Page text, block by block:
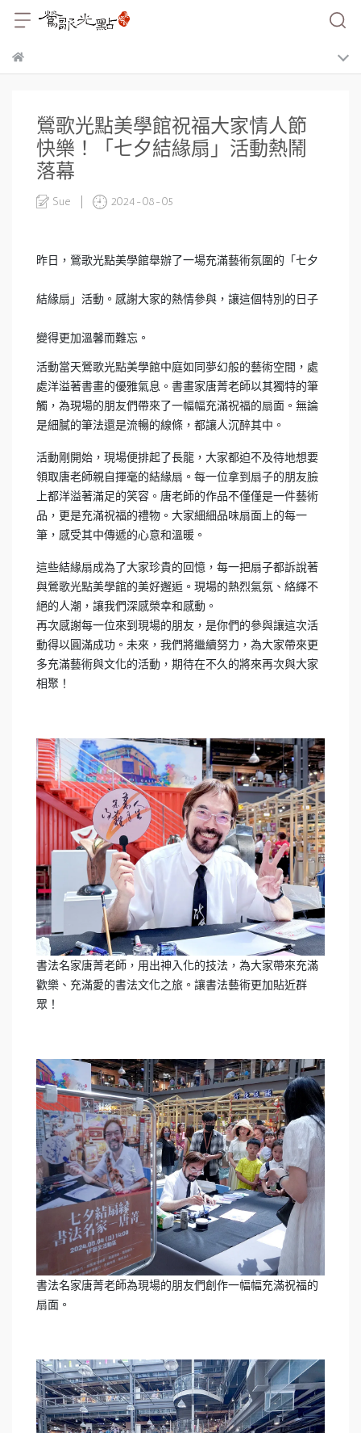
鶯歌光點美學館祝福大家情人節
快樂！「七夕結緣扇」活動熱鬧
落幕
Sue 2024-08-05
昨日，鶯歌光點美學館舉辦了一場充滿藝術氛圍的「七夕
結緣扇」活動。感謝大家的熱情參與，讓這個特別的日子
變得更加溫馨而難忘。
活動當天鶯歌光點美學館中庭如同夢幻般的藝術空間，處
處洋溢著書畫的優雅氣息。書畫家唐菁老師以其獨特的筆
觸，為現場的朋友們帶來了一幅幅充滿祝福的扇面。無論
是細膩的筆法還是流暢的線條，都讓人沉醉其中。
活動剛開始，現場便排起了長龍，大家都迫不及待地想要
領取唐老師親自揮毫的結緣扇。每一位拿到扇子的朋友臉
上都洋溢著滿足的笑容。唐老師的作品不僅僅是一件藝術
品，更是充滿祝福的禮物。大家細細品味扇面上的每一
筆，感受其中傳遞的心意和溫暖。
這些結緣扇成為了大家珍貴的回憶，每一把扇子都訴說著
與鶯歌光點美學館的美好邂逅。現場的熱烈氣氛、絡繹不
絕的人潮，讓我們深感榮幸和感動。
再次感謝每一位來到現場的朋友，是你們的參與讓這次活
動得以圓滿成功。未來，我們將繼續努力，為大家帶來更
多充滿藝術與文化的活動，期待在不久的將來再次與大家
相聚！
書法名家唐菁老師，用出神入化的技法，為大家帶來充滿
歡樂、充滿愛的書法文化之旅。讓書法藝術更加貼近群
眾！
書法名家唐菁老師為現場的朋友們創作一幅幅充滿祝福的
扇面。